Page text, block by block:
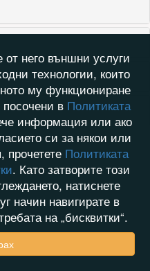
от него външни услуги
технологии, които
му функциониране
посочени в Политиката
информация или ако
си за някои или
прочетете Политиката
. Като затворите този
натиснете
начин навигирате в
на „бисквитки“.